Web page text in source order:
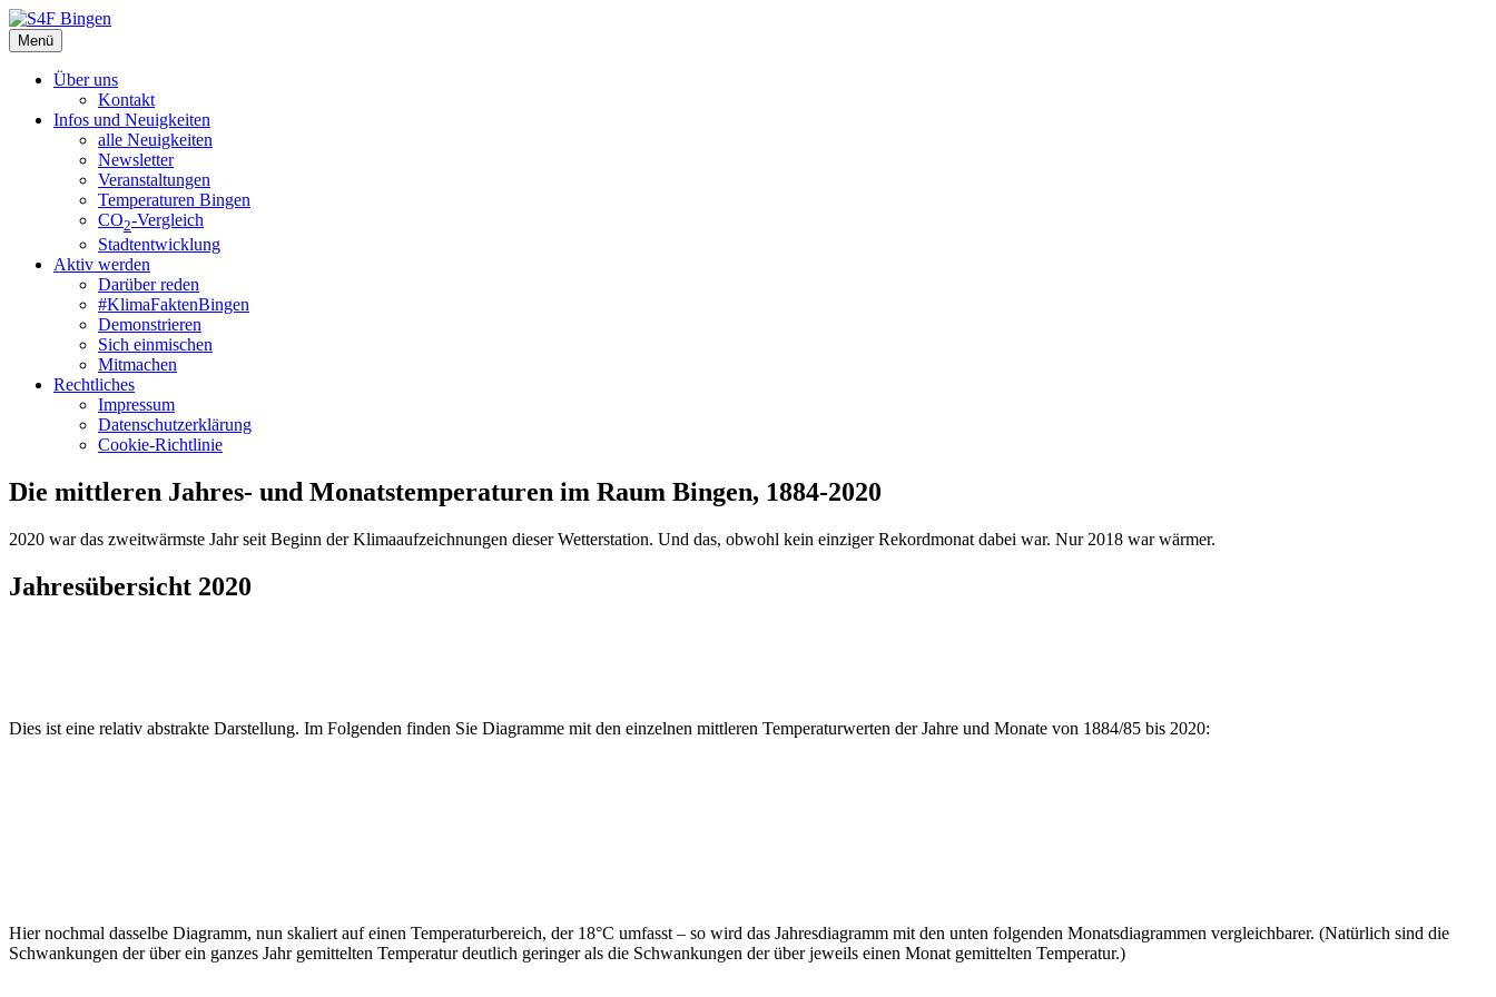
Zum
Inhalt
springen
S4F Bingen
Die Regionalgruppe der Scientists for Future in Bingen am Rhein
Menü
Über uns
Kontakt
Infos und Neuigkeiten
alle Neuigkeiten
Newsletter
Veranstaltungen
Temperaturen Bingen
CO2-Vergleich
Stadtentwicklung
Aktiv werden
Darüber reden
#KlimaFaktenBingen
Demonstrieren
Sich einmischen
Mitmachen
Rechtliches
Impressum
Datenschutzerklärung
Cookie-Richtlinie
Die mittleren Jahres- und Monatstemperaturen im Raum Bingen, 1884-2020
2020 war das zweitwärmste Jahr seit Beginn der Klimaaufzeichnungen dieser Wetterstation. Und das, obwohl kein einziger Rekordmonat dabei war. Nur 2018 war wärmer.
Jahresübersicht 2020
Dies ist eine relativ abstrakte Darstellung. Im Folgenden finden Sie Diagramme mit den einzelnen mittleren Temperaturwerten der Jahre und Monate von 1884/85 bis 2020:
Hier nochmal dasselbe Diagramm, nun skaliert auf einen Temperaturbereich, der 18°C umfasst – so wird das Jahresdiagramm mit den unten folgenden Monatsdiagrammen vergleichbarer. (Natürlich sind die
Schwankungen der über ein ganzes Jahr gemittelten Temperatur deutlich geringer als die Schwankungen der über jeweils einen Monat gemittelten Temperatur.)